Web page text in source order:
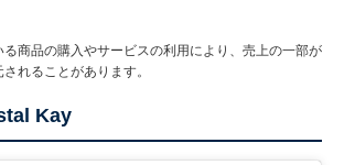
商品の購入やサービスの利用により、売上の一部が
れることがあります。
Kay